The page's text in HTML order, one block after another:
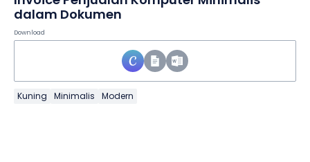
dalam Dokumen
Download
Kuning Minimalis Modern